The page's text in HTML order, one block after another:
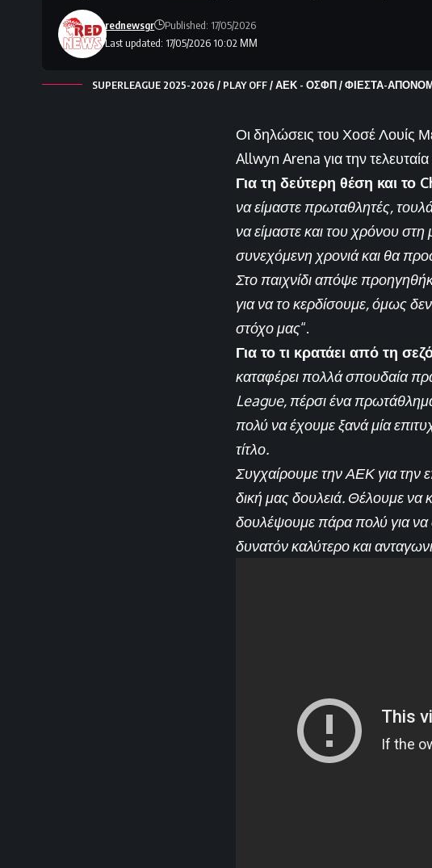
Last updated: 17/05/2026 10:02 ΜΜ
rednewsgr Published: 17/05/2026
SUPERLEAGUE 2025-2026 / PLAY OFF / ΑΕΚ - ΟΣΦΠ / ΦΙΕΣΤΑ-
Οι δηλώσεις του Χοσέ Λουίς
Allwyn Arena για την
Για τη δεύτερη θέση και το
να είμαστε πρωταθλητές,
να είμαστε και του χρόνου
συνεχόμενη χρονιά και θα
Στο παιχνίδι απόψε
για να το κερδίσουμε, όμως
στόχο μας“.
Για το τι κρατάει από τη
καταφέρει πολλά σπουδαία
League, πέρσι ένα
πολύ να έχουμε ξανά μία
τίτλο.
Συγχαίρουμε την ΑΕΚ για την
δική μας δουλειά. Θέλουμε να
δουλέψουμε πάρα πολύ για
δυνατόν καλύτερο και